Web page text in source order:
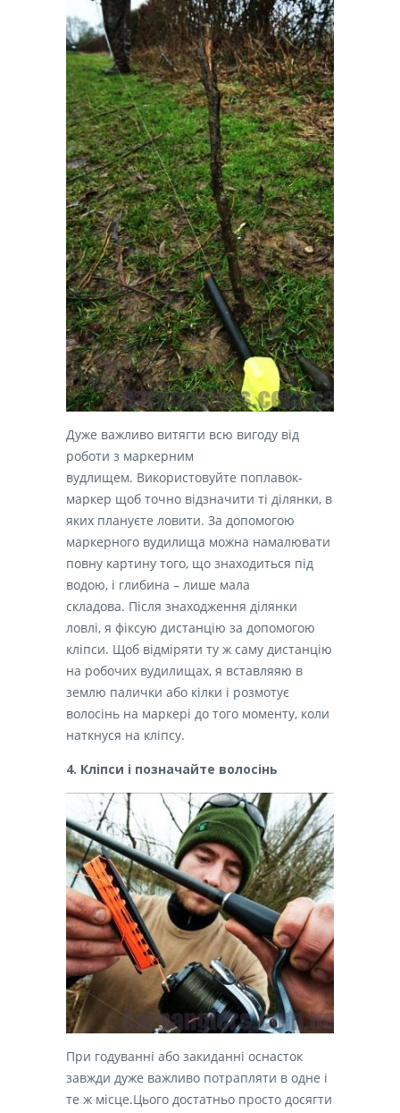
Дуже важливо витягти всю вигоду від
роботи з маркерним
вудлищем. Використовуйте поплавок-
маркер щоб точно відзначити ті ділянки, в
яких плануєте ловити. За допомогою
маркерного вудилища можна намалювати
повну картину того, що знаходиться під
водою, і глибина – лише мала
складова. Після знаходження ділянки
ловлі, я фіксую дистанцію за допомогою
кліпси. Щоб відміряти ту ж саму дистанцію
на робочих вудилищах, я вставляяю в
землю палички або кілки і розмотує
волосінь на маркері до того моменту, коли
наткнуся на кліпсу.
4. Кліпси і позначайте волосінь
При годуванні або закиданні оснасток
завжди дуже важливо потрапляти в одне і
те ж місце.Цього достатньо просто досягти